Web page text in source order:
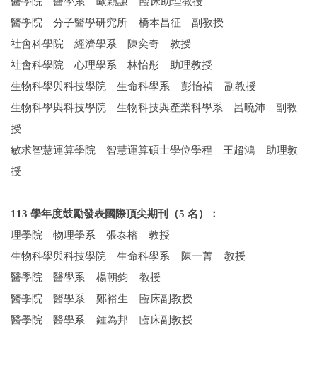
醫學院 分子醫學研究所 橋本昌征 副教授
社會科學院 經濟學系 陳奕奇 教授
社會科學院 心理學系 林怡彤 助理教授
生物科學與科技學院 生命科學系 彭怡禎 副教授
生物科學與科技學院 生物科技與產業科學系 呂曉沛 副教
授
敏求智慧運算學院 智慧運算碩士學位學程 王超鴻 助理教
授
113 學年度鼓勵發表國際頂尖期刊（5 名）：
理學院 物理學系 張泰榕 教授
生物科學與科技學院 生命科學系 陳一菁 教授
醫學院 醫學系 楊朝鈞 教授
醫學院 醫學系 鄭裕生 臨床副教授
醫學院 醫學系 鍾為邦 臨床副教授